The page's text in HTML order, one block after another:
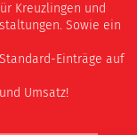
Kreuzlingen und
Sowie ein
Einträge auf
Umsatz!